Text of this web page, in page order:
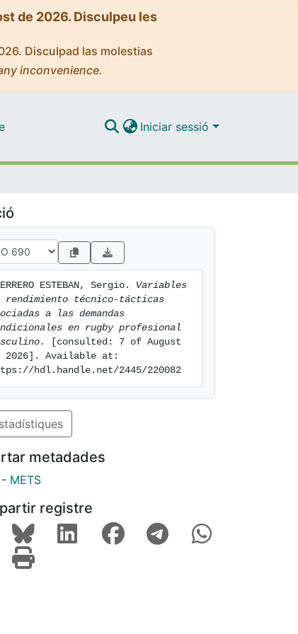
de 2026. Disculpeu les
Disculpad las molestias
inconvenience.
Iniciar sessió
ESTEBAN, Sergio. Variables
rendimiento técnico-tácticas
a las demandas
en rugby profesional
[consulted: 7 of August
2026]. Available at:
hdl.handle.net/2445/220082
metadades
- METS
registre